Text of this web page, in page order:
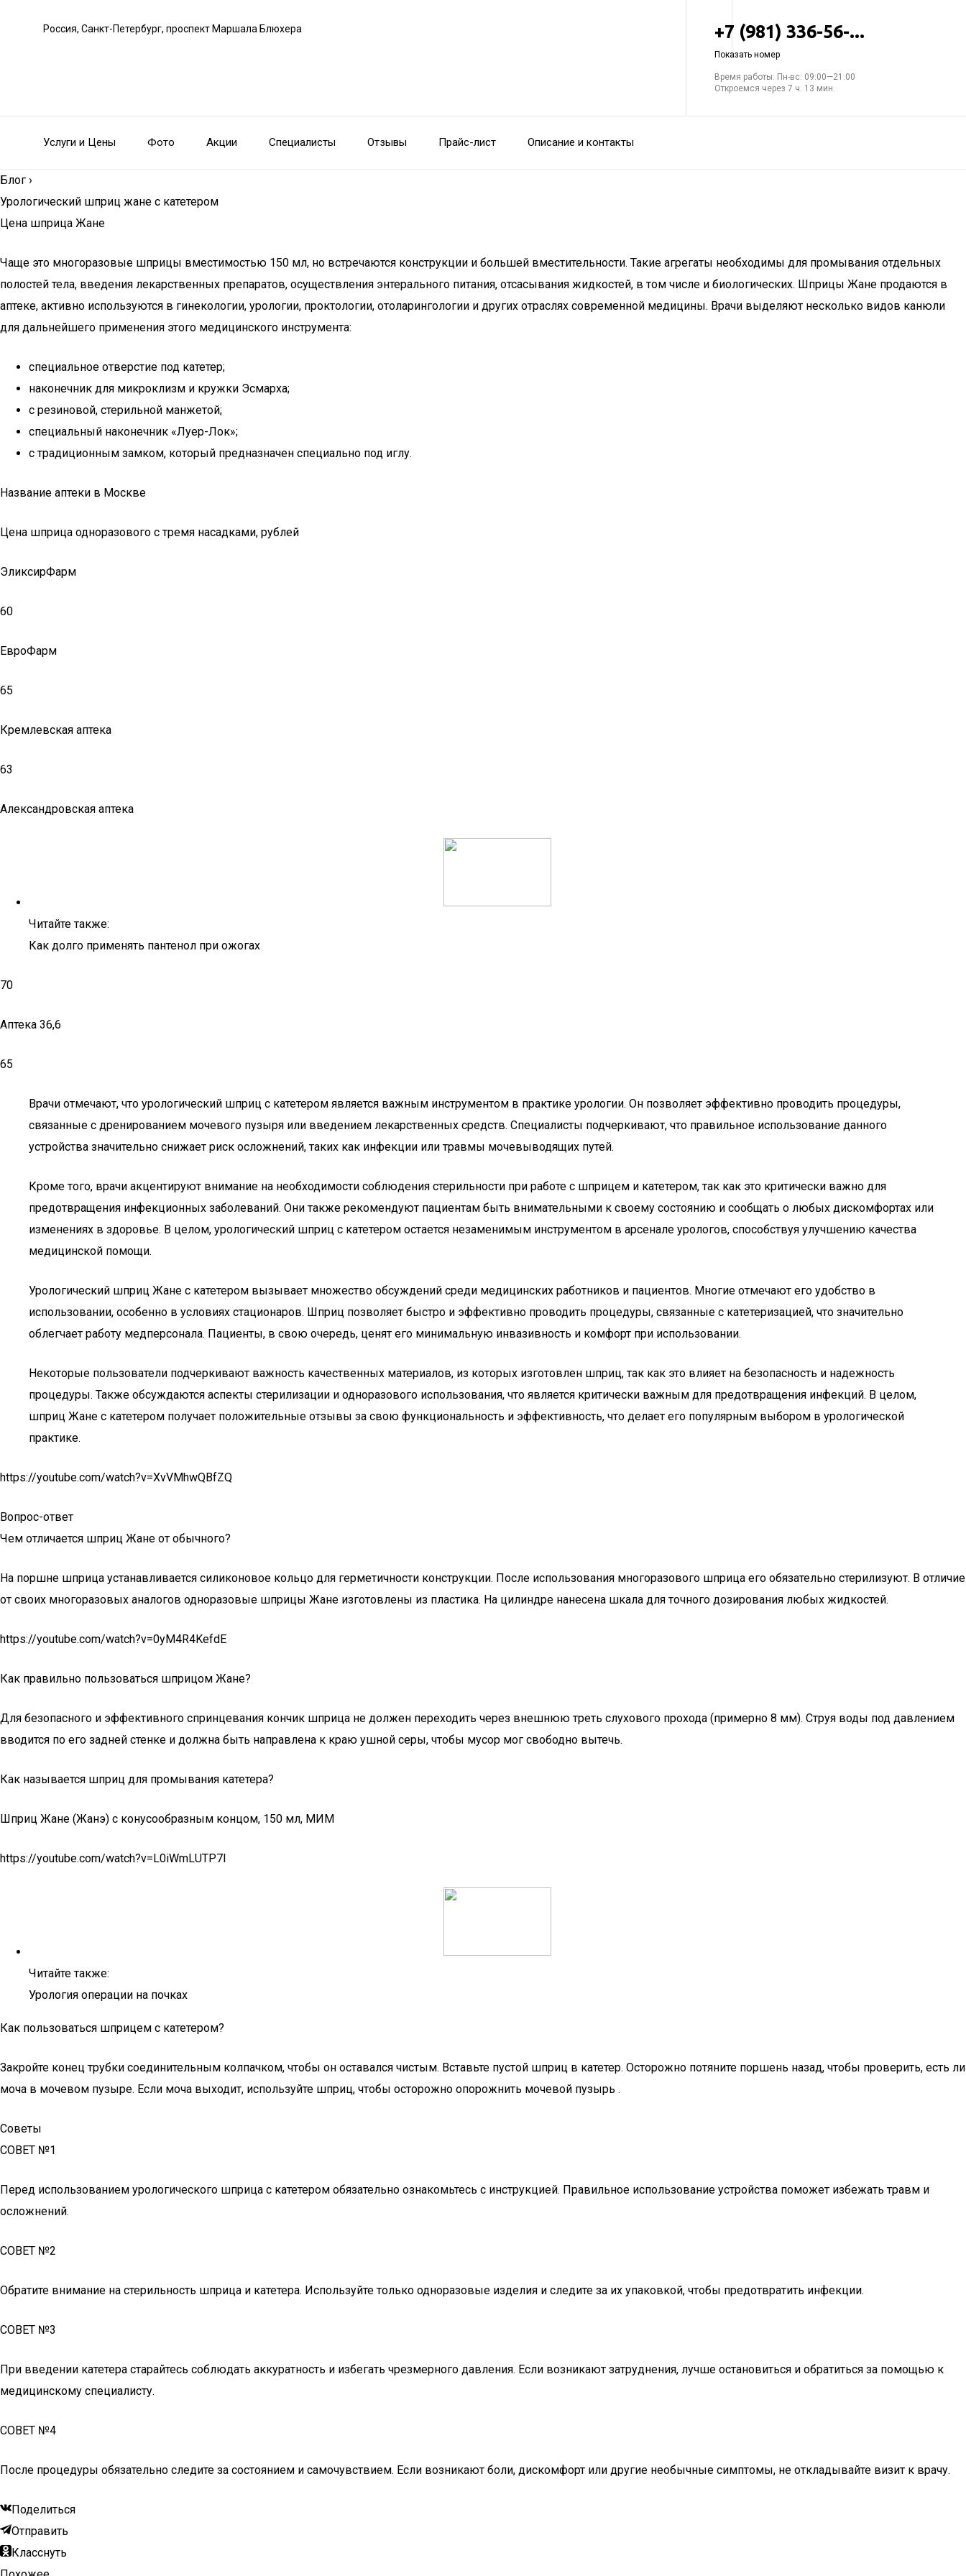
Россия, Санкт-Петербург, проспект Маршала Блюхера +7 (981) 336-56-...
Показать номер
Время работы: Пн-вс: 09:00—21:00
Откроемся через 7 ч. 13 мин.
Услуги и Цены Фото Акции Специалисты Отзывы Прайс-лист Описание и контакты
Блог ›
Урологический шприц жане с катетером
Цена шприца Жане
Чаще это многоразовые шприцы вместимостью 150 мл, но встречаются конструкции и большей вместительности. Такие агрегаты необходимы для промывания отдельных
полостей тела, введения лекарственных препаратов, осуществления энтерального питания, отсасывания жидкостей, в том числе и биологических. Шприцы Жане продаются в
аптеке, активно используются в гинекологии, урологии, проктологии, отоларингологии и других отраслях современной медицины. Врачи выделяют несколько видов канюли
для дальнейшего применения этого медицинского инструмента:
специальное отверстие под катетер;
наконечник для микроклизм и кружки Эсмарха;
с резиновой, стерильной манжетой;
специальный наконечник «Луер-Лок»;
с традиционным замком, который предназначен специально под иглу.
Название аптеки в Москве
Цена шприца одноразового с тремя насадками, рублей
ЭликсирФарм
60
ЕвроФарм
65
Кремлевская аптека
63
Александровская аптека
Читайте также:
Как долго применять пантенол при ожогах
70
Аптека 36,6
65
Врачи отмечают, что урологический шприц с катетером является важным инструментом в практике урологии. Он позволяет эффективно проводить процедуры,
связанные с дренированием мочевого пузыря или введением лекарственных средств. Специалисты подчеркивают, что правильное использование данного
устройства значительно снижает риск осложнений, таких как инфекции или травмы мочевыводящих путей.
Кроме того, врачи акцентируют внимание на необходимости соблюдения стерильности при работе с шприцем и катетером, так как это критически важно для
предотвращения инфекционных заболеваний. Они также рекомендуют пациентам быть внимательными к своему состоянию и сообщать о любых дискомфортах или
изменениях в здоровье. В целом, урологический шприц с катетером остается незаменимым инструментом в арсенале урологов, способствуя улучшению качества
медицинской помощи.
Урологический шприц Жане с катетером вызывает множество обсуждений среди медицинских работников и пациентов. Многие отмечают его удобство в
использовании, особенно в условиях стационаров. Шприц позволяет быстро и эффективно проводить процедуры, связанные с катетеризацией, что значительно
облегчает работу медперсонала. Пациенты, в свою очередь, ценят его минимальную инвазивность и комфорт при использовании.
Некоторые пользователи подчеркивают важность качественных материалов, из которых изготовлен шприц, так как это влияет на безопасность и надежность
процедуры. Также обсуждаются аспекты стерилизации и одноразового использования, что является критически важным для предотвращения инфекций. В целом,
шприц Жане с катетером получает положительные отзывы за свою функциональность и эффективность, что делает его популярным выбором в урологической
практике.
https://youtube.com/watch?v=XvVMhwQBfZQ
Вопрос-ответ
Чем отличается шприц Жане от обычного?
На поршне шприца устанавливается силиконовое кольцо для герметичности конструкции. После использования многоразового шприца его обязательно стерилизуют. В отличие
от своих многоразовых аналогов одноразовые шприцы Жане изготовлены из пластика. На цилиндре нанесена шкала для точного дозирования любых жидкостей.
https://youtube.com/watch?v=0yM4R4KefdE
Как правильно пользоваться шприцом Жане?
Для безопасного и эффективного спринцевания кончик шприца не должен переходить через внешнюю треть слухового прохода (примерно 8 мм). Струя воды под давлением
вводится по его задней стенке и должна быть направлена к краю ушной серы, чтобы мусор мог свободно вытечь.
Как называется шприц для промывания катетера?
Шприц Жане (Жанэ) с конусообразным концом, 150 мл, МИМ
https://youtube.com/watch?v=L0iWmLUTP7I
Читайте также:
Урология операции на почках
Как пользоваться шприцем с катетером?
Закройте конец трубки соединительным колпачком, чтобы он оставался чистым. Вставьте пустой шприц в катетер. Осторожно потяните поршень назад, чтобы проверить, есть ли
моча в мочевом пузыре. Если моча выходит, используйте шприц, чтобы осторожно опорожнить мочевой пузырь .
Советы
СОВЕТ №1
Перед использованием урологического шприца с катетером обязательно ознакомьтесь с инструкцией. Правильное использование устройства поможет избежать травм и
осложнений.
СОВЕТ №2
Обратите внимание на стерильность шприца и катетера. Используйте только одноразовые изделия и следите за их упаковкой, чтобы предотвратить инфекции.
СОВЕТ №3
При введении катетера старайтесь соблюдать аккуратность и избегать чрезмерного давления. Если возникают затруднения, лучше остановиться и обратиться за помощью к
медицинскому специалисту.
СОВЕТ №4
После процедуры обязательно следите за состоянием и самочувствием. Если возникают боли, дискомфорт или другие необычные симптомы, не откладывайте визит к врачу.
Поделиться
Отправить
Класснуть